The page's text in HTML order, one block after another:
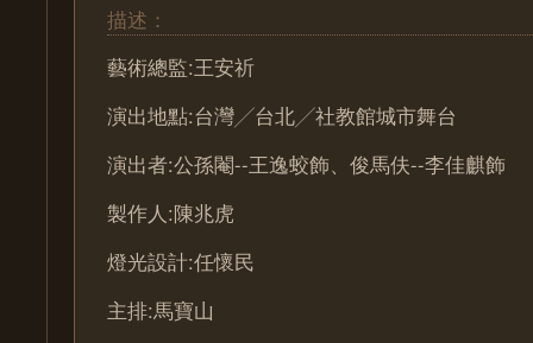
描述：
藝術總監:王安祈
演出地點:台灣╱台北╱社教館城市舞台
演出者:公孫閹--王逸蛟飾、俊馬伕--李佳麒飾
製作人:陳兆虎
燈光設計:任懷民
主排:馬寶山